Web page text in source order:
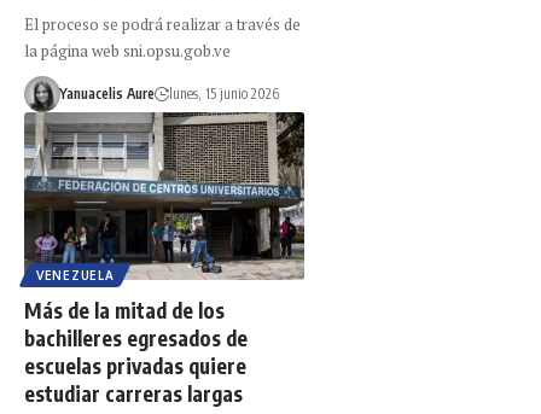
El proceso se podrá realizar a través de
la página web sni.opsu.gob.ve
Yanuacelis Aure lunes, 15 junio 2026
VENEZUELA
Más de la mitad de los
bachilleres egresados de
escuelas privadas quiere
estudiar carreras largas